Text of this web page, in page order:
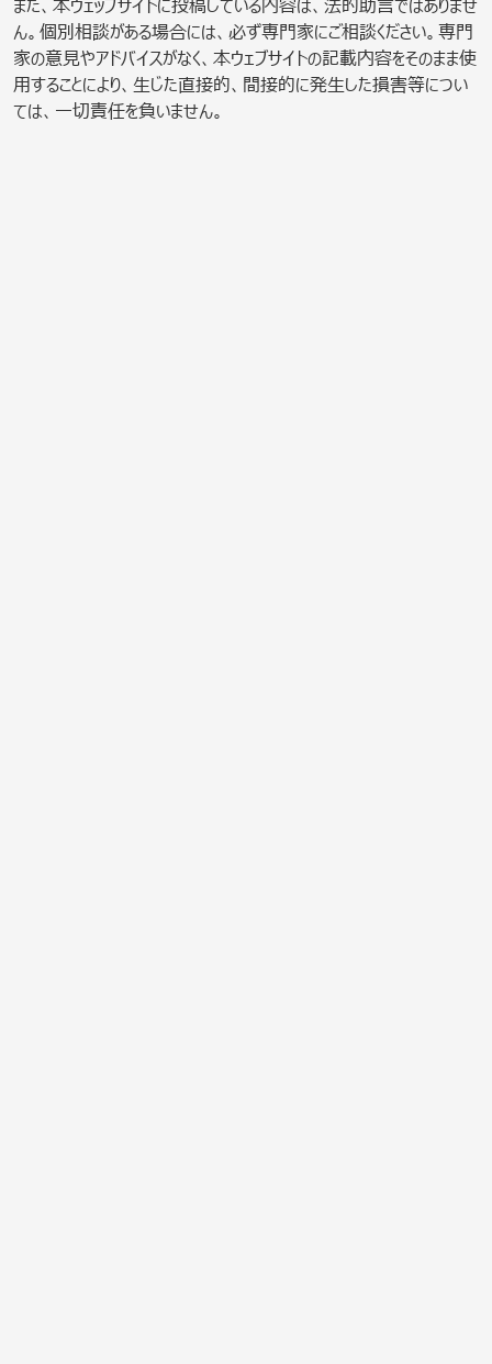
また、本ウェッブサイトに投稿している内容は、法的助言ではありませ
ん。個別相談がある場合には、必ず専門家にご相談ください。専門
家の意見やアドバイスがなく、本ウェブサイトの記載内容をそのまま使
用することにより、生じた直接的、間接的に発生した損害等につい
ては、一切責任を負いません。